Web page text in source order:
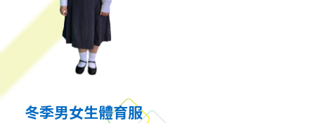
冬季男女生體育服